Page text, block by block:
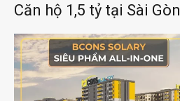
Căn hộ 1,5 tỷ tại Sài Gòn